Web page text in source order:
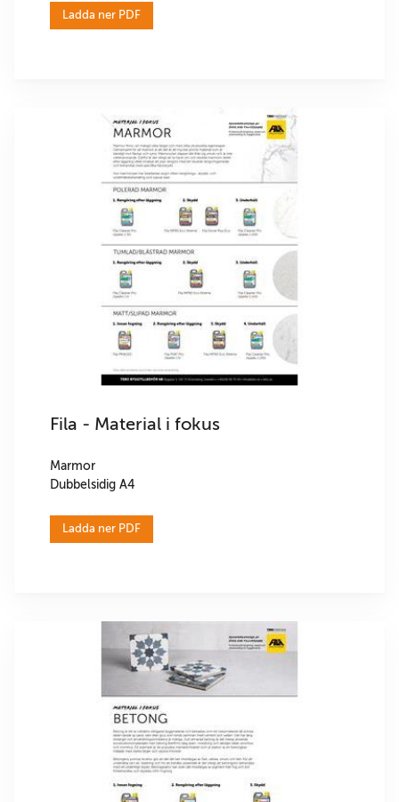
Ladda ner PDF
Fila - Material i fokus
Marmor
Dubbelsidig A4
Ladda ner PDF